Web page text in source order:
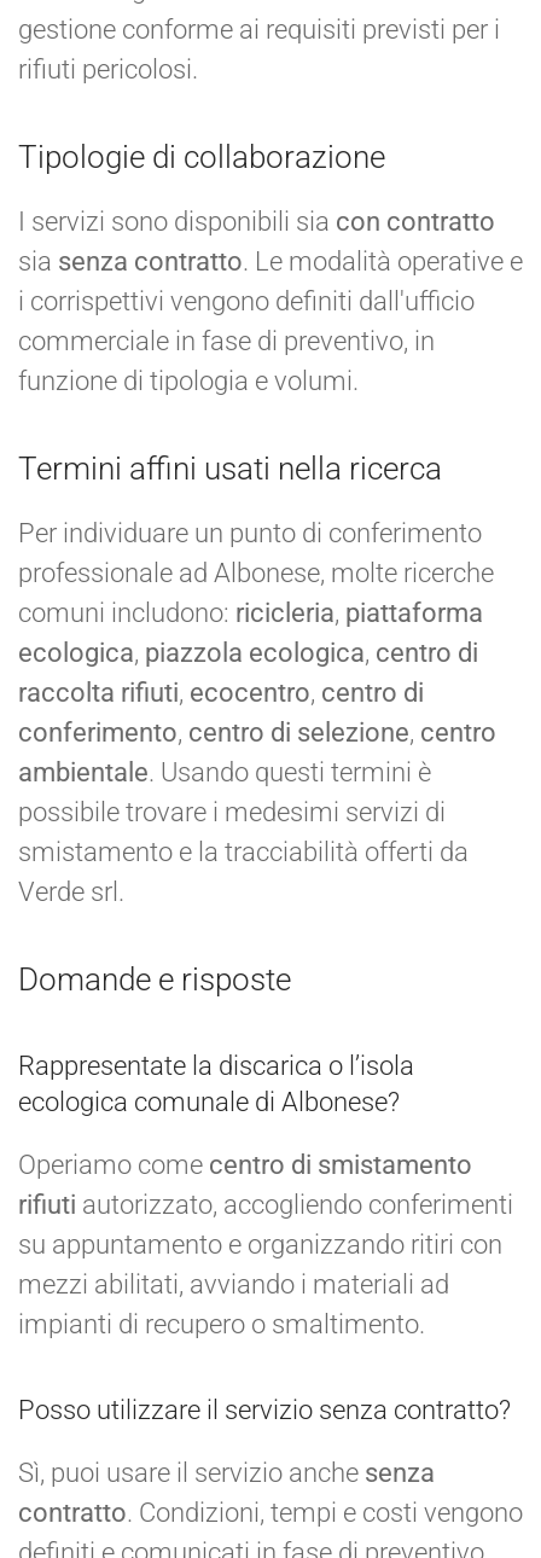
gestione conforme ai requisiti previsti per i
rifiuti pericolosi.
Tipologie di collaborazione
I servizi sono disponibili sia con contratto
sia senza contratto. Le modalità operative e
i corrispettivi vengono definiti dall'ufficio
commerciale in fase di preventivo, in
funzione di tipologia e volumi.
Termini affini usati nella ricerca
Per individuare un punto di conferimento
professionale ad Albonese, molte ricerche
comuni includono: ricicleria, piattaforma
ecologica, piazzola ecologica, centro di
raccolta rifiuti, ecocentro, centro di
conferimento, centro di selezione, centro
ambientale. Usando questi termini è
possibile trovare i medesimi servizi di
smistamento e la tracciabilità offerti da
Verde srl.
Domande e risposte
Rappresentate la discarica o l’isola
ecologica comunale di Albonese?
Operiamo come centro di smistamento
rifiuti autorizzato, accogliendo conferimenti
su appuntamento e organizzando ritiri con
mezzi abilitati, avviando i materiali ad
impianti di recupero o smaltimento.
Posso utilizzare il servizio senza contratto?
Sì, puoi usare il servizio anche senza
contratto. Condizioni, tempi e costi vengono